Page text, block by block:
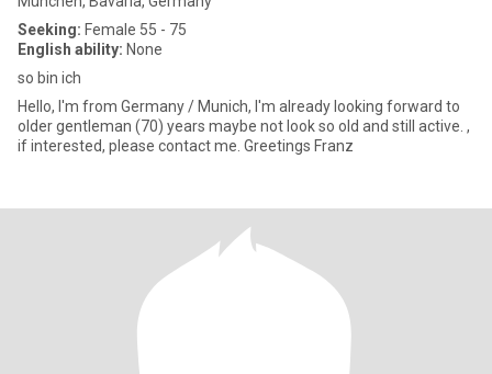
Seeking: Female 55 - 75
English ability: None
so bin ich
Hello, I'm from Germany / Munich, I'm already looking forward to
older gentleman (70) years maybe not look so old and still active. ,
if interested, please contact me. Greetings Franz